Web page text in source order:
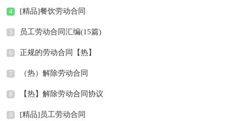
4 [精品]餐饮劳动合同
5 员工劳动合同汇编(15篇)
6 正规的劳动合同【热】
7 （热）解除劳动合同
8 【热】解除劳动合同协议
9 [精品]员工劳动合同